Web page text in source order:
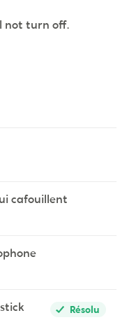
will not turn off.
cafouillent
Résolu